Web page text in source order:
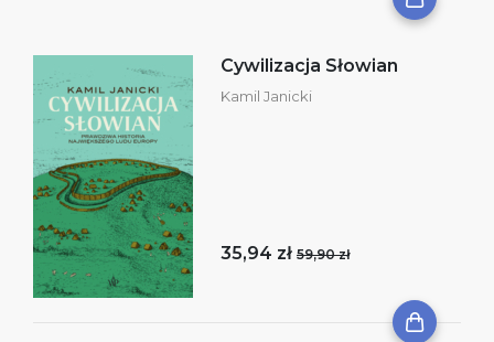
Cywilizacja Słowian
Kamil Janicki
35,94 zł 59,90 zł